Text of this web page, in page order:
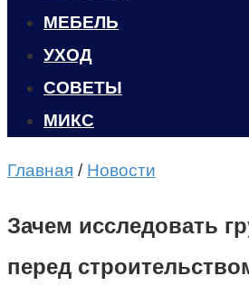
МЕБЕЛЬ
УХОД
CОВЕТЫ
МИКС
Главная / Новости
Зачем исследовать
перед